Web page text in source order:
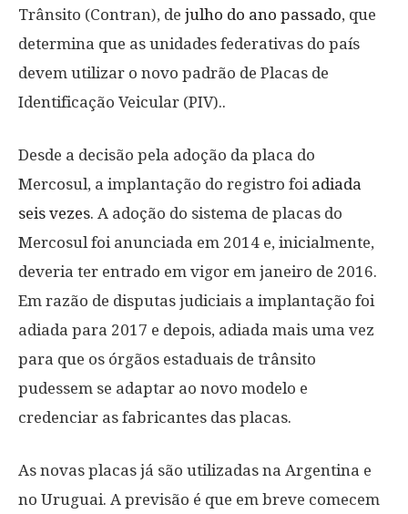
Trânsito (Contran), de julho do ano passado, que
determina que as unidades federativas do país
devem utilizar o novo padrão de Placas de
Identificação Veicular (PIV)..
Desde a decisão pela adoção da placa do
Mercosul, a implantação do registro foi adiada
seis vezes. A adoção do sistema de placas do
Mercosul foi anunciada em 2014 e, inicialmente,
deveria ter entrado em vigor em janeiro de 2016.
Em razão de disputas judiciais a implantação foi
adiada para 2017 e depois, adiada mais uma vez
para que os órgãos estaduais de trânsito
pudessem se adaptar ao novo modelo e
credenciar as fabricantes das placas.
As novas placas já são utilizadas na Argentina e
no Uruguai. A previsão é que em breve comecem